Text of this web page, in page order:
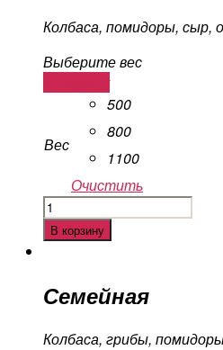
Колбаса, помидоры, сыр,
Выберите вес
Вес
500
800
1100
Очистить
Количество
Молодежная
В корзину
Семейная
Колбаса, грибы,